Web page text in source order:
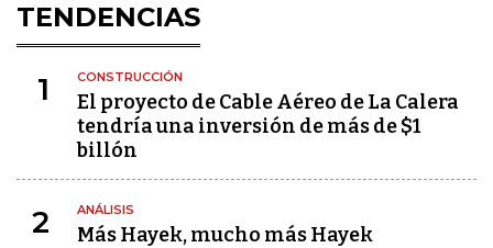
TENDENCIAS
1 CONSTRUCCIÓN
El proyecto de Cable Aéreo de La Calera
tendría una inversión de más de $1
billón
2 ANÁLISIS
Más Hayek, mucho más Hayek